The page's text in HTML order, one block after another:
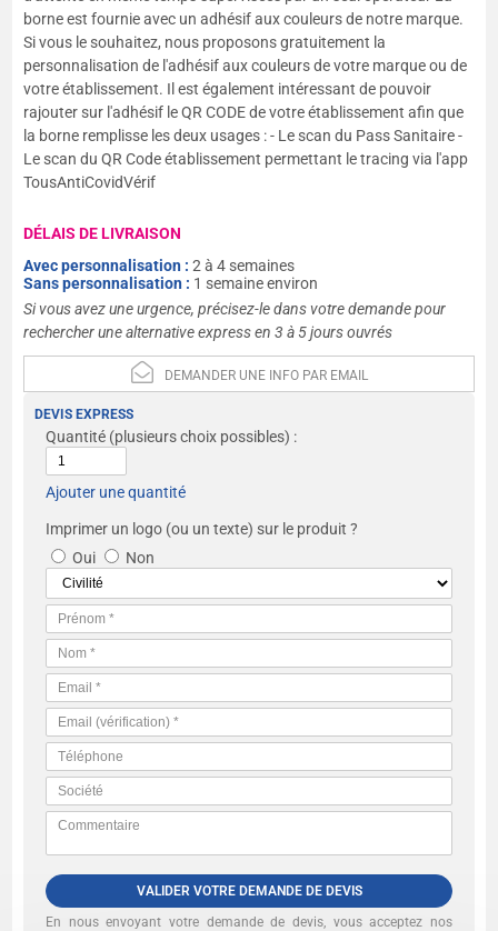
borne est fournie avec un adhésif aux couleurs de notre marque.
Si vous le souhaitez, nous proposons gratuitement la
personnalisation de l'adhésif aux couleurs de votre marque ou de
votre établissement. Il est également intéressant de pouvoir
rajouter sur l'adhésif le QR CODE de votre établissement afin que
la borne remplisse les deux usages : - Le scan du Pass Sanitaire -
Le scan du QR Code établissement permettant le tracing via l'app
TousAntiCovidVérif
DÉLAIS DE LIVRAISON
Avec personnalisation :2 à 4 semaines
Sans personnalisation : 1 semaine environ
Si vous avez une urgence, précisez-le dans votre demande pour
rechercher une alternative express en 3 à 5 jours ouvrés
DEMANDER UNE INFO PAR EMAIL
DEVIS EXPRESS
Quantité (plusieurs choix possibles) :
Ajouter une quantité
Imprimer un logo (ou un texte) sur le produit ?
Oui
Non
VALIDER VOTRE DEMANDE DE DEVIS
En nous envoyant votre demande de devis, vous acceptez nos